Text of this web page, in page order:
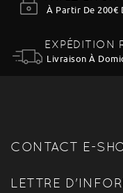
À Partir De 200€
EXPÉDITION
Livraison À
CONTACT E-
LETTRE